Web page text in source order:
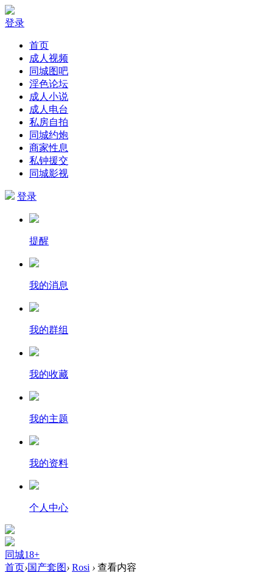
登录
首页
成人视频
同城图吧
淫色论坛
成人小说
成人电台
私房自拍
同城约炮
商家性息
私钟援交
同城影视
登录
提醒
我的消息
我的群组
我的收藏
我的主题
我的资料
个人中心
同城18+
首页›国产套图› Rosi › 查看内容